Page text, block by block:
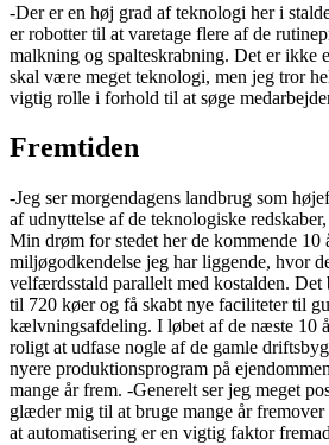
-Der er en høj grad af teknologi her i
er robotter til at varetage flere af de
malkning og spalteskrabning. Det er ikke
skal være meget teknologi, men jeg tror
vigtig rolle i forhold til at søge
Fremtiden
-Jeg ser morgendagens landbrug som
af udnyttelse af de teknologiske
Min drøm for stedet her de kommende 10
miljøgodkendelse jeg har liggende, hvor
velfærdsstald parallelt med kostalden. Det
til 720 køer og få skabt nye faciliteter til
kælvningsafdeling. I løbet af de næste 10
roligt at udfase nogle af de gamle
nyere produktionsprogram på
mange år frem. -Generelt ser jeg meget
glæder mig til at bruge mange år
at automatisering er en vigtig faktor